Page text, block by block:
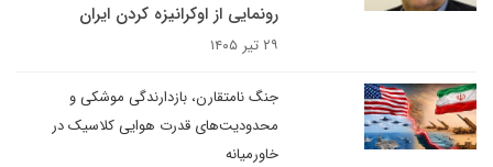
رونمایی از اوکرانیزه کردن ایران
۲۹ تیر ۱۴۰۵
جنگ نامتقارن، بازدارندگی موشکی و
محدودیت‌های قدرت هوایی کلاسیک در
خاورمیانه